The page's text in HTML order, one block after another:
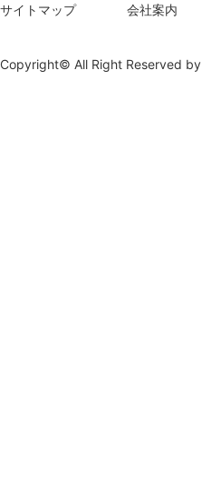
サイトマップ 会社案内
Copyright© All Right Reserved by